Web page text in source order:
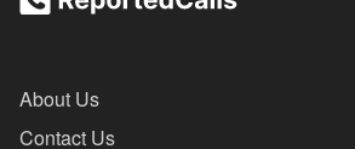
About Us
Contact Us